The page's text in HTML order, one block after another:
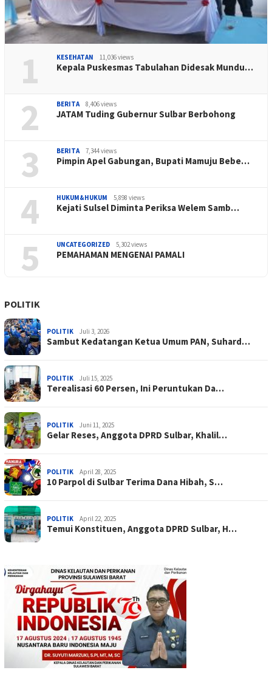
1 KESEHATAN 11,036 views
Kepala Puskesmas Tabulahan Didesak Mundu…
2 BERITA 8,406 views
JATAM Tuding Gubernur Sulbar Berbohong
3 BERITA 7,344 views
Pimpin Apel Gabungan, Bupati Mamuju Bebe…
4 HUKUM&HUKUM 5,898 views
Kejati Sulsel Diminta Periksa Welem Samb…
5 UNCATEGORIZED 5,302 views
PEMAHAMAN MENGENAI PAMALI
POLITIK
POLITIK Juli 3, 2026
Sambut Kedatangan Ketua Umum PAN, Suhard…
POLITIK Juli 15, 2025
Terealisasi 60 Persen, Ini Peruntukan Da…
POLITIK Juni 11, 2025
Gelar Reses, Anggota DPRD Sulbar, Khalil…
POLITIK April 28, 2025
10 Parpol di Sulbar Terima Dana Hibah, S…
POLITIK April 22, 2025
Temui Konstituen, Anggota DPRD Sulbar, H…